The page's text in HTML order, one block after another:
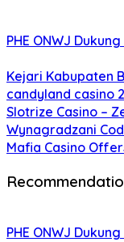
PHE ONWJ
Kejari Kabupaten
candyland casino
Slotrize Casino –
Wynagradzani
Mafia Casino
PHE ONWJ